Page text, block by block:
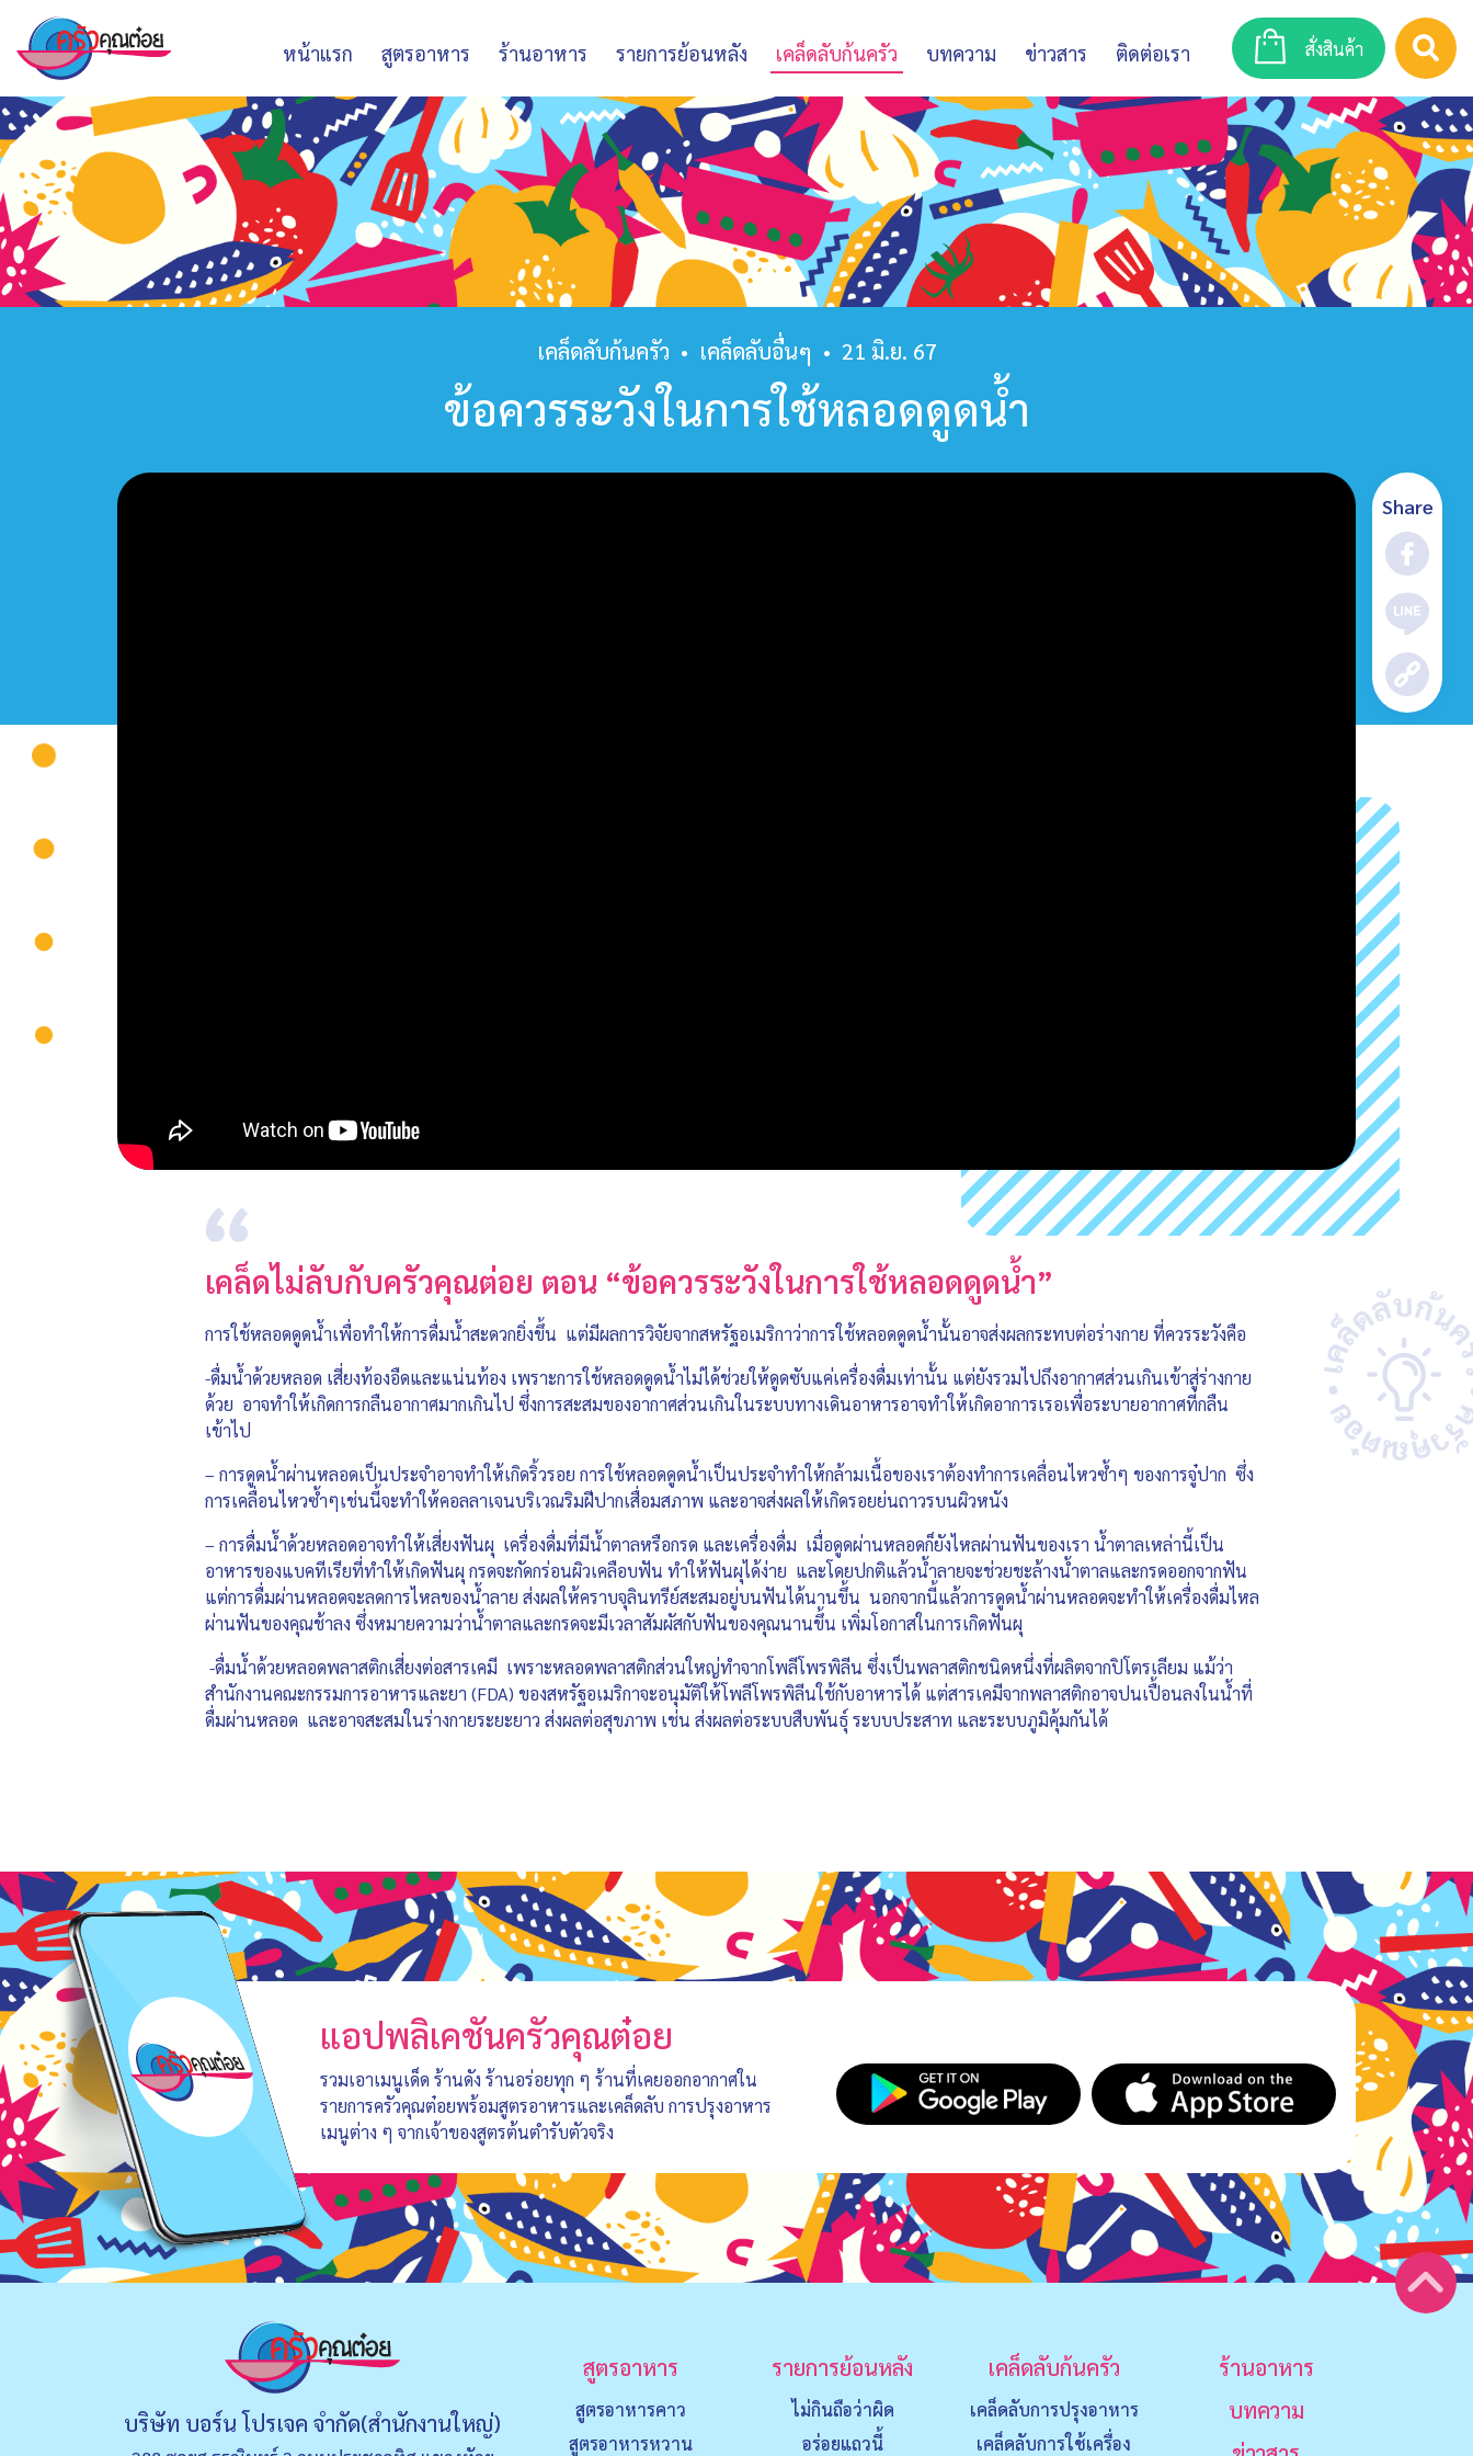
หน้าแรก สูตรอาหาร ร้านอาหาร รายการย้อนหลัง เคล็ดลับก้นครัว บทความ ข่าวสาร ติดต่อเรา สั่งสินค้า
เคล็ดลับก้นครัว • เคล็ดลับอื่นๆ • 21 มิ.ย. 67
ข้อควรระวังในการใช้หลอดดูดน้ำ
Share
เคล็ดไม่ลับกับครัวคุณต่อย ตอน “ข้อควรระวังในการใช้หลอดดูดน้ำ”
การใช้หลอดดูดน้ำเพื่อทำให้การดื่มน้ำสะดวกยิ่งขึ้น แต่มีผลการวิจัยจากสหรัฐอเมริกาว่าการใช้หลอดดูดน้ำนั้นอาจส่งผลกระทบต่อร่างกาย ที่ควรระวังคือ
-ดื่มน้ำด้วยหลอด เสี่ยงท้องอืดและแน่นท้อง เพราะการใช้หลอดดูดน้ำไม่ได้ช่วยให้ดูดซับแค่เครื่องดื่มเท่านั้น แต่ยังรวมไปถึงอากาศส่วนเกินเข้าสู่ร่างกาย
ด้วย อาจทำให้เกิดการกลืนอากาศมากเกินไป ซึ่งการสะสมของอากาศส่วนเกินในระบบทางเดินอาหารอาจทำให้เกิดอาการเรอเพื่อระบายอากาศที่กลืน
เข้าไป
– การดูดน้ำผ่านหลอดเป็นประจำอาจทำให้เกิดริ้วรอย การใช้หลอดดูดน้ำเป็นประจำทำให้กล้ามเนื้อของเราต้องทำการเคลื่อนไหวซ้ำๆ ของการจู๋ปาก ซึ่ง
การเคลื่อนไหวซ้ำๆเช่นนี้จะทำให้คอลลาเจนบริเวณริมฝีปากเสื่อมสภาพ และอาจส่งผลให้เกิดรอยย่นถาวรบนผิวหนัง
– การดื่มน้ำด้วยหลอดอาจทำให้เสี่ยงฟันผุ เครื่องดื่มที่มีน้ำตาลหรือกรด และเครื่องดื่ม เมื่อดูดผ่านหลอดก็ยังไหลผ่านฟันของเรา น้ำตาลเหล่านี้เป็น
อาหารของแบคทีเรียที่ทำให้เกิดฟันผุ กรดจะกัดกร่อนผิวเคลือบฟัน ทำให้ฟันผุได้ง่าย และโดยปกติแล้วน้ำลายจะช่วยชะล้างน้ำตาลและกรดออกจากฟัน
แต่การดื่มผ่านหลอดจะลดการไหลของน้ำลาย ส่งผลให้คราบจุลินทรีย์สะสมอยู่บนฟันได้นานขึ้น นอกจากนี้แล้วการดูดน้ำผ่านหลอดจะทำให้เครื่องดื่มไหล
ผ่านฟันของคุณช้าลง ซึ่งหมายความว่าน้ำตาลและกรดจะมีเวลาสัมผัสกับฟันของคุณนานขึ้น เพิ่มโอกาสในการเกิดฟันผุ
-ดื่มน้ำด้วยหลอดพลาสติกเสี่ยงต่อสารเคมี เพราะหลอดพลาสติกส่วนใหญ่ทำจากโพลีโพรพิลีน ซึ่งเป็นพลาสติกชนิดหนึ่งที่ผลิตจากปิโตรเลียม แม้ว่า
สำนักงานคณะกรรมการอาหารและยา (FDA) ของสหรัฐอเมริกาจะอนุมัติให้โพลีโพรพิลีนใช้กับอาหารได้ แต่สารเคมีจากพลาสติกอาจปนเปื้อนลงในน้ำที่
ดื่มผ่านหลอด และอาจสะสมในร่างกายระยะยาว ส่งผลต่อสุขภาพ เช่น ส่งผลต่อระบบสืบพันธุ์ ระบบประสาท และระบบภูมิคุ้มกันได้
แอปพลิเคชันครัวคุณต๋อย
รวมเอาเมนูเด็ด ร้านดัง ร้านอร่อยทุก ๆ ร้านที่เคยออกอากาศใน
รายการครัวคุณต๋อยพร้อมสูตรอาหารและเคล็ดลับ การปรุงอาหาร
เมนูต่าง ๆ จากเจ้าของสูตรต้นตำรับตัวจริง
บริษัท บอร์น โปรเจค จำกัด(สำนักงานใหญ่)
สูตรอาหาร
สูตรอาหารคาว
สูตรอาหารหวาน
รายการย้อนหลัง
ไม่กินถือว่าผิด
อร่อยแถวนี้
เคล็ดลับก้นครัว
เคล็ดลับการปรุงอาหาร
เคล็ดลับการใช้เครื่อง
ร้านอาหาร
บทความ